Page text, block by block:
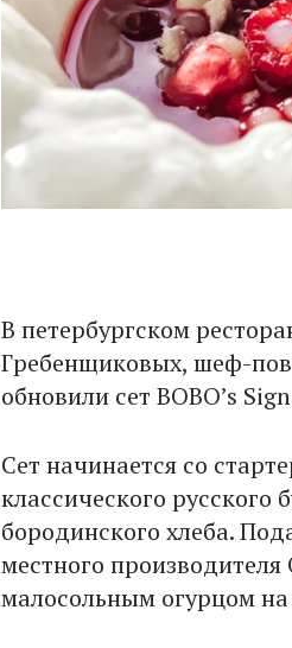
В петербургском
Гребенщиковых, шеф-
обновили сет BOBO’s
Сет начинается со
классического русского
бородинского хлеба.
местного
малосольным огурцом